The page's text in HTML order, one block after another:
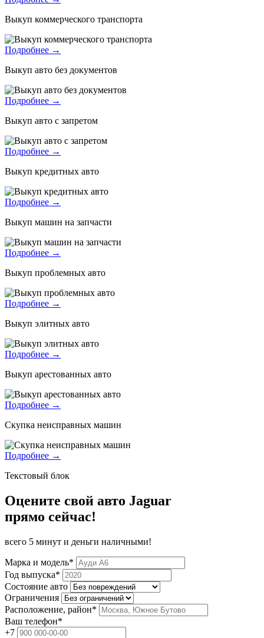
Выкуп коммерческого транспорта
Подробнее →
Выкуп авто без документов
Подробнее →
Выкуп авто с запретом
Подробнее →
Выкуп кредитных авто
Подробнее →
Выкуп машин на запчасти
Подробнее →
Выкуп проблемных авто
Подробнее →
Выкуп элитных авто
Подробнее →
Выкуп арестованных авто
Подробнее →
Скупка неисправных машин
Подробнее →
Текстовый блок
Оцените свой авто Jaguar
прямо сейчас!
всего 5 минут и деньги наличными!
Марка и модель*
Год выпуска*
Состояние авто
Ограничения
Расположение, район*
Ваш телефон*
+7